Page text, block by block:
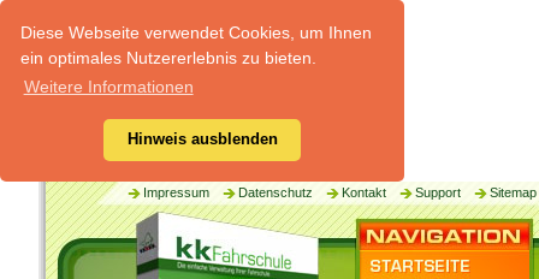
Diese Webseite verwendet Cookies, um Ihnen
ein optimales Nutzererlebnis zu bieten.
Weitere Informationen
Hinweis ausblenden
Impressum Datenschutz Kontakt Support Sitemap